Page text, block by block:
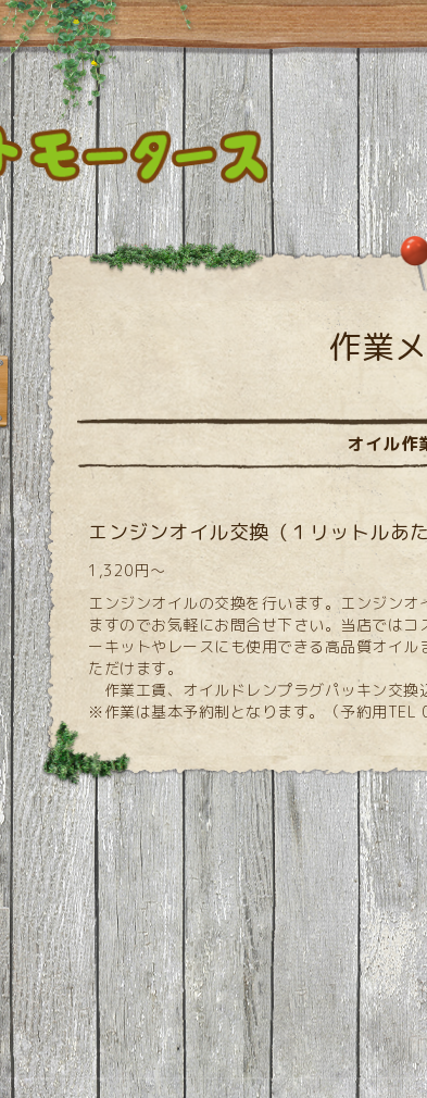
作業
オイル作
エンジンオイル交換（１リットルあ
1,320円～
エンジンオイルの交換を行います。エンジン
ますのでお気軽にお問合せ下さい。当店では
ーキットやレースにも使用できる高品質オイ
ただけます。
作業工賃、オイルドレンプラグパッキン交換
※作業は基本予約制となります。（予約用